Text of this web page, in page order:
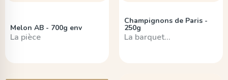
Melon AB - 700g env
La pièce
Champignons de Paris -
250g
La barquet…